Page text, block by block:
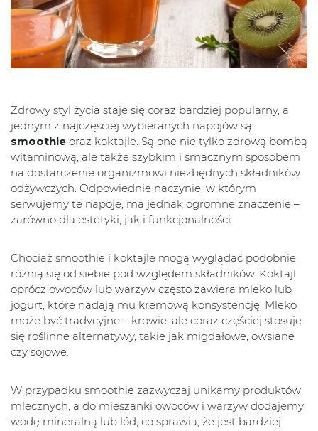
Zdrowy styl życia staje się coraz bardziej popularny, a
jednym z najczęściej wybieranych napojów są
smoothie oraz koktajle. Są one nie tylko zdrową bombą
witaminową, ale także szybkim i smacznym sposobem
na dostarczenie organizmowi niezbędnych składników
odżywczych. Odpowiednie naczynie, w którym
serwujemy te napoje, ma jednak ogromne znaczenie –
zarówno dla estetyki, jak i funkcjonalności.
Chociaż smoothie i koktajle mogą wyglądać podobnie,
różnią się od siebie pod względem składników. Koktajl
oprócz owoców lub warzyw często zawiera mleko lub
jogurt, które nadają mu kremową konsystencję. Mleko
może być tradycyjne – krowie, ale coraz częściej stosuje
się roślinne alternatywy, takie jak migdałowe, owsiane
czy sojowe.
W przypadku smoothie zazwyczaj unikamy produktów
mlecznych, a do mieszanki owoców i warzyw dodajemy
wodę mineralną lub lód, co sprawia, że jest bardziej